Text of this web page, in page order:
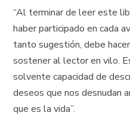
“Al terminar de leer este
haber participado en cada
tanto sugestión, debe
sostener al lector en vilo.
solvente capacidad de
deseos que nos desnudan
que es la vida”.